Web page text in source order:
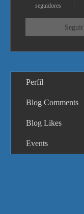
seguidores
Seguir
Perfil
Blog Comments
Blog Likes
Events